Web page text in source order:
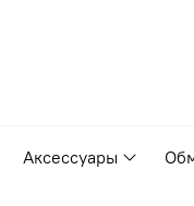
Аксессуары